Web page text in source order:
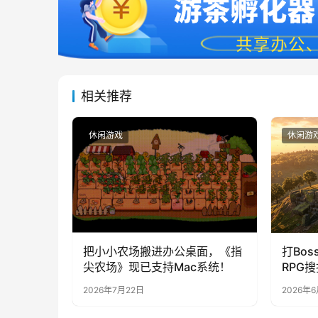
相关推荐
休闲游戏
把小小农场搬进办公桌面，《指
尖农场》现已支持Mac系统！
2026年7月22日
休闲游
打
RPG
上线
造，
2026年6